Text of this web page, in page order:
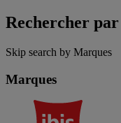
Rechercher par
Skip search by Marques
Marques